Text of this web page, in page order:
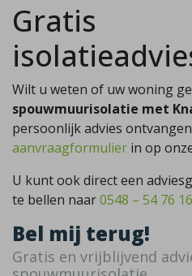
Gratis
Wilt u weten of uw woning
spouwmuurisolatie met
persoonlijk advies
aanvraagformulier in op
U kunt ook direct een
te bellen naar0548 – 54 76 16
Bel mij terug!
Gratis en vrijblijvend